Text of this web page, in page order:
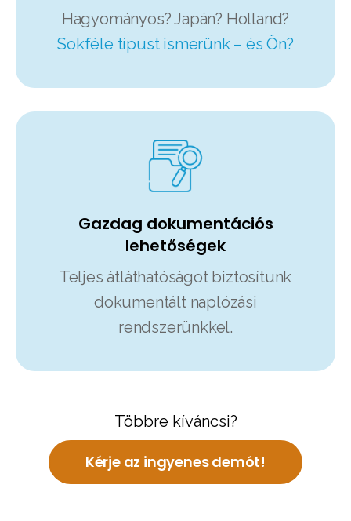
Hagyományos? Japán? Holland?
Sokféle típust ismerünk – és Ön?
Gazdag dokumentációs
lehetőségek
Teljes átláthatóságot biztosítunk
dokumentált naplózási
rendszerünkkel.
Többre kíváncsi?
Kérje az ingyenes demót!